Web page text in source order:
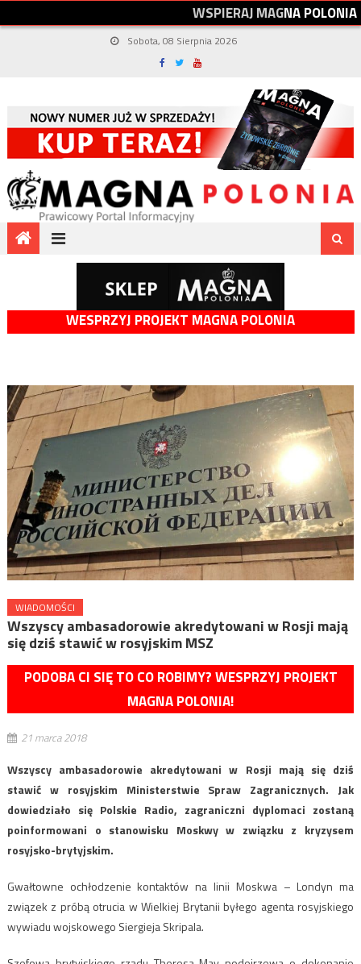
WSPIERAJMAGNAPOLONIA
Sobota, 08 Sierpnia 2026
WESPRZYJ PROJEKT MAGNA POLONIA
WIADOMOŚCI
Wszyscy ambasadorowie akredytowani w Rosji mają
się dziś stawić w rosyjskim MSZ
PODOBA CI SIĘ TO CO ROBIMY? WESPRZYJ PROJEKT
MAGNA POLONIA!
21 marca 2018
Wszyscy ambasadorowie akredytowani w Rosji mają się dziś
stawić w rosyjskim Ministerstwie Spraw Zagranicznych. Jak
dowiedziało się Polskie Radio, zagraniczni dyplomaci zostaną
poinformowani o stanowisku Moskwy w związku z kryzysem
rosyjsko-brytyjskim.
Gwałtowne ochłodzenie kontaktów na linii Moskwa – Londyn ma
związek z próbą otrucia w Wielkiej Brytanii byłego agenta rosyjskiego
wywiadu wojskowego Siergieja Skripala.